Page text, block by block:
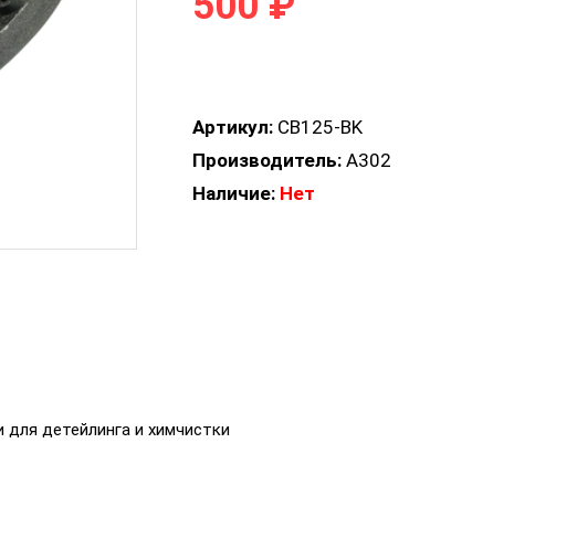
Артикул: CB125-BK
Производитель: A302
Наличие: Нет
детейлинга и химчистки